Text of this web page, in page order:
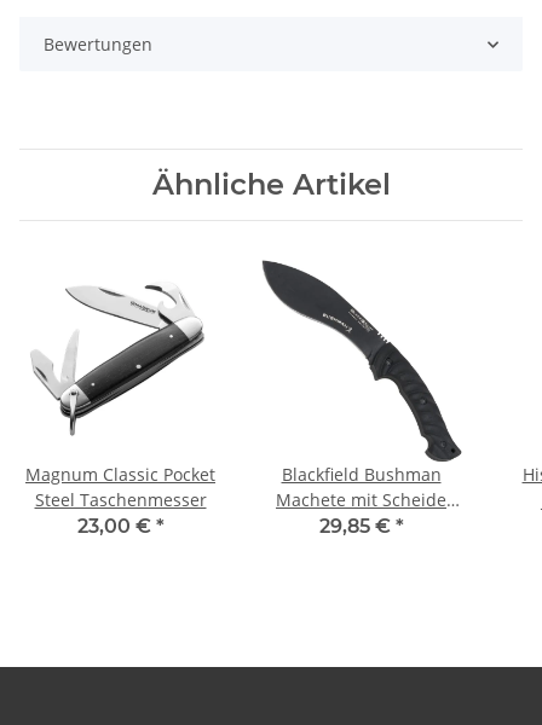
Bewertungen
Ähnliche Artikel
Magnum Classic Pocket
Steel Taschenmesser
23,00 € *
Blackfield Bushman
Machete mit Scheide
Buschmesser
29,85 € *